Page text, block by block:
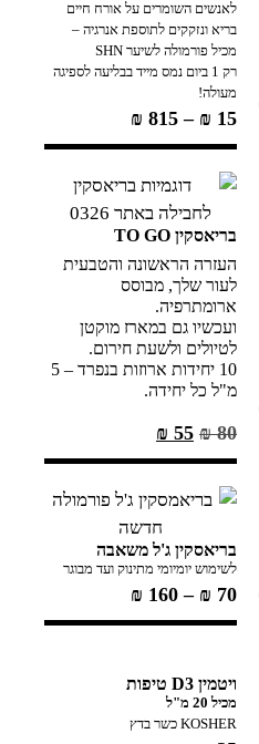
לאנשים השומרים על אורח חיים
בריא ונזקקים לתוספת אנרגיה –
מכיל פורמולה לשיער SHN
רק 1 ביום נמס מייד בבליעה לספיגה
מעולה!
₪ 15
–
₪ 815
בריאסקין TO GO
העזרה הראשונה והטבעית
לעור שלך, מבוסס
ארומתרפיה.
ועכשיו גם במארז מוקטן
לטיולים ולשעת חירום.
10 יחידות ארוזות בנפרד – 5
מ"ל כל יחידה.
₪80
₪ 55
בריאסקין ג'ל משאבה
לשימוש יומיומי מתינוק ועד מבוגר
₪ 70
–
₪ 160
ויטמין D3 טיפות
מכיל 20 מ"ל
KOSHER כשר בדץ